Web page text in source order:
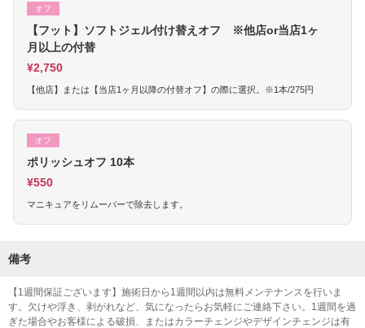
オフ
【フット】ソフトジェル付け替えオフ ※他店or当店1ヶ
月以上の付替
¥2,750
【他店】または【当店1ヶ月以降の付替オフ】の際に選択。※1本/275円
オフ
ポリッシュオフ 10本
¥550
マニキュアをリムーバーで除去します。
備考
【1週間保証ございます】施術日から1週間以内は無料メンテナンスを行いま
す。欠けや浮き、剥がれなど、気になったらお気軽にご連絡下さい。1週間を過
ぎた場合やお客様による破損、またはカラーチェンジやデザインチェンジは有